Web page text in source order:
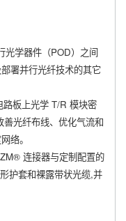
光学器件（POD）之间
署并行光纤技术的其它
板上光学 T/R 模块密
光纤布线、优化气流和
络。
连接器与定制配置的
护套和裸露带状光缆,并